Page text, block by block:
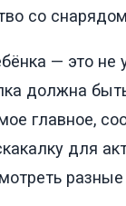
со
— это не
должна
главное,
для